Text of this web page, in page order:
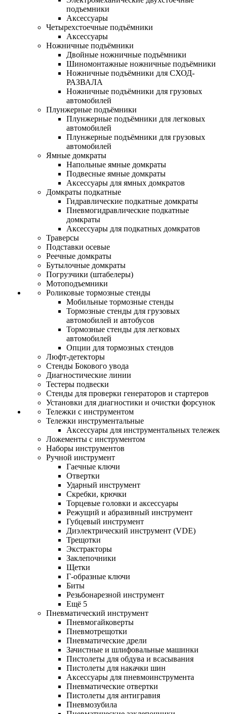
подъемники
Аксессуары
Четырехстоечные подъёмники
Аксессуары
Ножничные подъёмники
Двойные ножничные подъёмники
Шиномонтажные ножничные подъёмники
Ножничные подъёмники для СХОД-
РАЗВАЛА
Ножничные подъёмники для грузовых
автомобилей
Плунжерные подъёмники
Плунжерные подъёмники для легковых
автомобилей
Плунжерные подъёмники для грузовых
автомобилей
Ямные домкраты
Напольные ямные домкраты
Подвесные ямные домкраты
Аксессуары для ямных домкратов
Домкраты подкатные
Гидравлические подкатные домкраты
Пневмогидравлические подкатные
домкраты
Аксессуары для подкатных домкратов
Траверсы
Подставки осевые
Реечные домкраты
Бутылочные домкраты
Погрузчики (штабелеры)
Мотоподъемники
Роликовые тормозные стенды
Мобильные тормозные стенды
Тормозные стенды для грузовых
автомобилей и автобусов
Тормозные стенды для легковых
автомобилей
Опции для тормозных стендов
Люфт-детекторы
Стенды Бокового увода
Диагностические линии
Тестеры подвески
Стенды для проверки генераторов и стартеров
Установки для диагностики и очистки форсунок
Тележки с инструментом
Тележки инструментальные
Аксессуары для инструментальных тележек
Ложементы с инструментом
Наборы инструментов
Ручной инструмент
Гаечные ключи
Отвертки
Ударный инструмент
Скребки, крючки
Торцевые головки и аксессуары
Режущий и абразивный инструмент
Губцевый инструмент
Диэлектрический инструмент (VDE)
Трещотки
Экстракторы
Заклепочники
Щетки
Г-образные ключи
Биты
Резьбонарезной инструмент
Ещё 5
Пневматический инструмент
Пневмогайковерты
Пневмотрещотки
Пневматические дрели
Зачистные и шлифовальные машинки
Пистолеты для обдува и всасывания
Пистолеты для накачки шин
Аксессуары для пневмоинструмента
Пневматические отвертки
Пистолеты для антигравия
Пневмозубила